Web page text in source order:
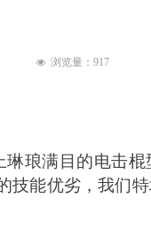
琅满目的电击
技能优劣，我们
넶 浏览量： 917